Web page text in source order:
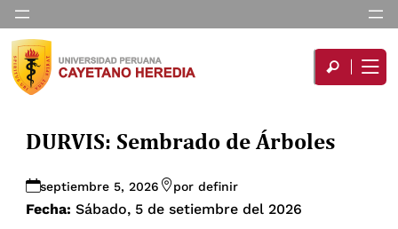
DURVIS: Sembrado de Árboles
septiembre 5, 2026 por definir
Fecha: Sábado, 5 de setiembre del 2026